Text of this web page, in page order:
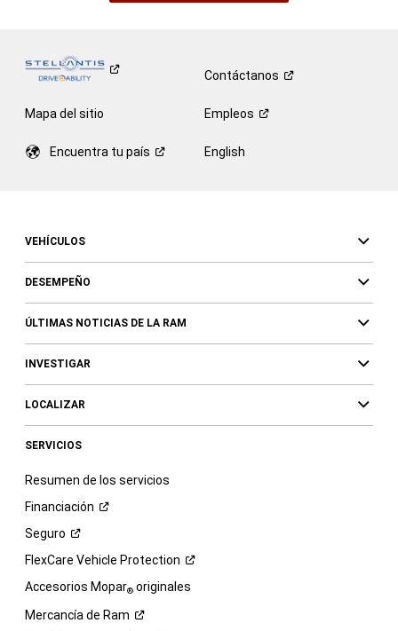
Contáctanos
Mapa del sitio Empleos
Encuentra tu país English
VEHÍCULOS
DESEMPEÑO
ÚLTIMAS NOTICIAS DE LA RAM
INVESTIGAR
LOCALIZAR
SERVICIOS
Resumen de los servicios
Financiación
Seguro
FlexCare Vehicle Protection
Accesorios Mopar®originales
Mercancía de Ram